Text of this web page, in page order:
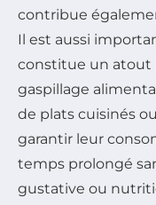
contribue
Il est aussi
constitue un atout
gaspillage
de plats cuisinés
garantir leur
temps prolongé
gustative ou